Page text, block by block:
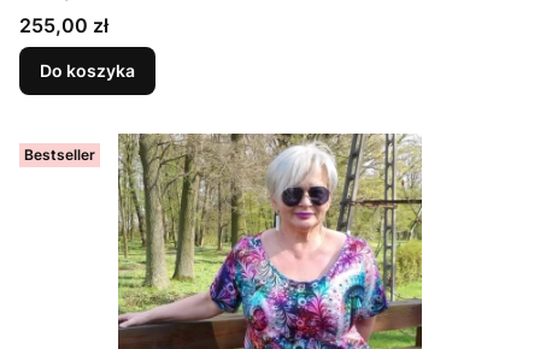
FIOLETOWA
Cena
255,00 zł
Do koszyka
Bestseller